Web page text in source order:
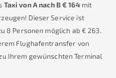
Taxi von A nach B€164 mit
Dieser Service ist
8 Personen möglich ab € 263.
Flughafentransfer von
Ihrem gewünschten Terminal